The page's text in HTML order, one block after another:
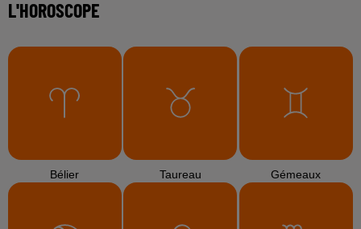
L'HOROSCOPE
Bélier Taureau Gémeaux